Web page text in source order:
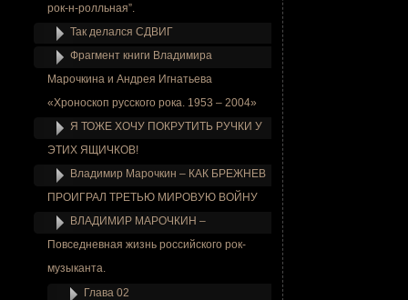
рок-н-ролльная”.
Так делался СДВИГ
Фрагмент книги Владимира
Марочкина и Андрея Игнатьева
«Хроноскоп русского рока. 1953 – 2004»
Я ТОЖЕ ХОЧУ ПОКРУТИТЬ РУЧКИ У
ЭТИХ ЯЩИЧКОВ!
Владимир Марочкин – КАК БРЕЖНЕВ
ПРОИГРАЛ ТРЕТЬЮ МИРОВУЮ ВОЙНУ
ВЛАДИМИР МАРОЧКИН –
Повседневная жизнь российского рок-
музыканта.
Глава 02